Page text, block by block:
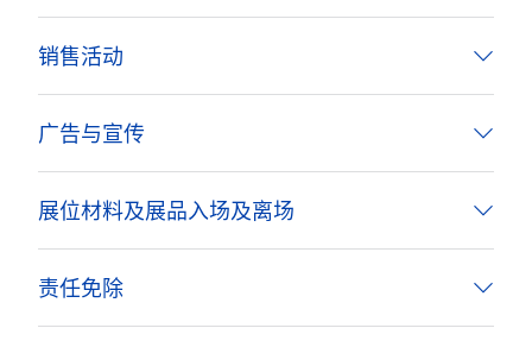
销售活动
广告与宣传
展位材料及展品入场及离场
责任免除